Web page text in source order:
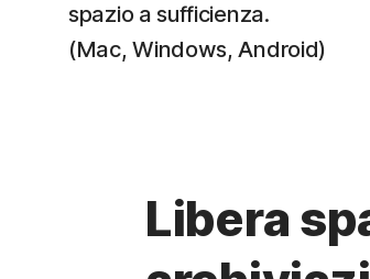
spazio a sufficienza.
(Mac, Windows, Android)
Libera